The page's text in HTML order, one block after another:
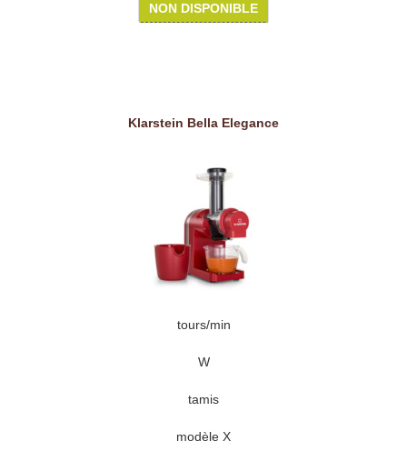
NON DISPONIBLE
Klarstein Bella Elegance
tours/min
W
tamis
modèle X